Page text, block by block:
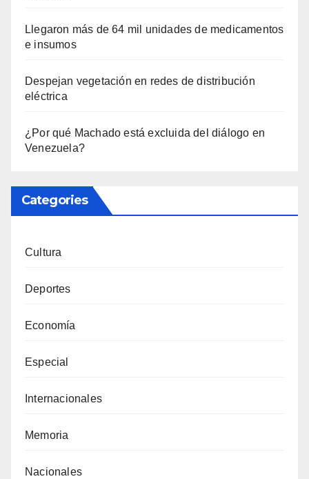
Llegaron más de 64 mil unidades de medicamentos
e insumos
Despejan vegetación en redes de distribución
eléctrica
¿Por qué Machado está excluida del diálogo en
Venezuela?
Categories
Cultura
Deportes
Economía
Especial
Internacionales
Memoria
Nacionales